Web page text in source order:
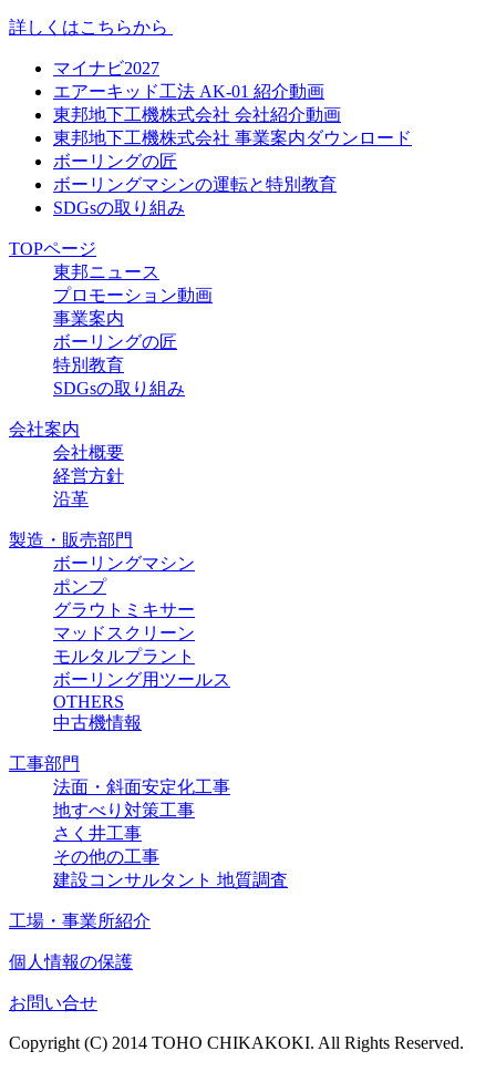
詳しくはこちらから
マイナビ2027
エアーキッド工法 AK-01 紹介動画
東邦地下工機株式会社 会社紹介動画
東邦地下工機株式会社 事業案内ダウンロード
ボーリングの匠
ボーリングマシンの運転と特別教育
SDGsの取り組み
TOPページ
東邦ニュース
プロモーション動画
事業案内
ボーリングの匠
特別教育
SDGsの取り組み
会社案内
会社概要
経営方針
沿革
製造・販売部門
ボーリングマシン
ポンプ
グラウトミキサー
マッドスクリーン
モルタルプラント
ボーリング用ツールス
OTHERS
中古機情報
工事部門
法面・斜面安定化工事
地すべり対策工事
さく井工事
その他の工事
建設コンサルタント 地質調査
工場・事業所紹介
個人情報の保護
お問い合せ
Copyright (C) 2014 TOHO CHIKAKOKI. All Rights Reserved.